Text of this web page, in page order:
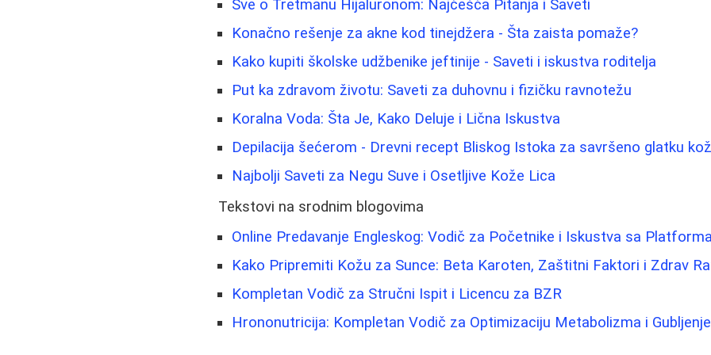
Sve o Tretmanu Hijaluronom: Najčešća Pitanja i Saveti
Konačno rešenje za akne kod tinejdžera - Šta zaista pomaže?
Kako kupiti školske udžbenike jeftinije - Saveti i iskustva roditelja
Put ka zdravom životu: Saveti za duhovnu i fizičku ravnotežu
Koralna Voda: Šta Je, Kako Deluje i Lična Iskustva
Depilacija šećerom - Drevni recept Bliskog Istoka za savršeno glatku
Najbolji Saveti za Negu Suve i Osetljive Kože Lica
Tekstovi na srodnim blogovima
Online Predavanje Engleskog: Vodič za Početnike i Iskustva sa
Kako Pripremiti Kožu za Sunce: Beta Karoten, Zaštitni Faktori i Zdrav
Kompletan Vodič za Stručni Ispit i Licencu za BZR
Hrononutricija: Kompletan Vodič za Optimizaciju Metabolizma i